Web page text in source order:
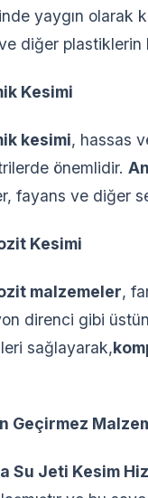
yaygın olarak
diğer plastiklerin
Kesimi
kesimi, hassas
önemlidir.
fayans ve diğer
Kesimi
malzemeler,
direnci gibi
sağlayarak,
Geçirmez
Su Jeti Kesim